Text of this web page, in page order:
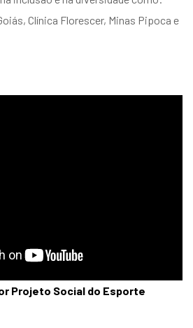
Clínica Florescer, Minas Pipoca e
Projeto Social do Esporte